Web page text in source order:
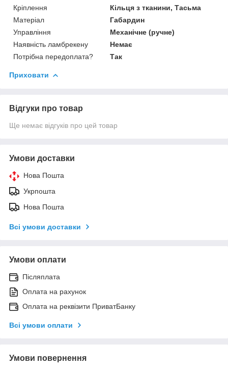
Кріплення
Кільця з тканини, Тасьма
Матеріал
Габардин
Управління
Механічне (ручне)
Наявність ламбрекену
Немає
Потрібна передоплата?
Так
Приховати
Відгуки про товар
Ще немає відгуків про цей товар
Умови доставки
Нова Пошта
Укрпошта
Нова Пошта
Всі умови доставки
Умови оплати
Післяплата
Оплата на рахунок
Оплата на реквізити ПриватБанку
Всі умови оплати
Умови повернення